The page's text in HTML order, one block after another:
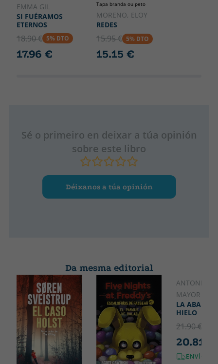
EMMA GIL
SI FUÉRAMOS
ETERNOS
18.90 € 5% DTO
17.96 €
Tapa branda ou peto
MORENO, ELOY
REDES
15.95 € 5% DTO
15.15 €
Sé o primeiro en deixar a túa opinión
sobre este libro
Déixanos a túa opinión
Da mesma editorial
ANTONIO
MAYOR
LA ABADÍA
HIELO
21.90 €
20.81 €
ENVÍO